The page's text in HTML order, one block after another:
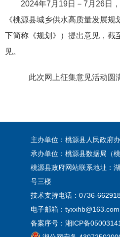
2024年7月19日－7月26日
《桃源县城乡供水高质量发展
下简称《规划》）提出意见，截
见。
此次网上征集意见活动圆
主办单位：桃源县人民政府
承办单位：桃源县数据局（
桃源县政府网站联系地址：
号三楼
技术支持电话：0736-
电子邮箱：tyxxhb@163.com
备案序号： 湘ICP备